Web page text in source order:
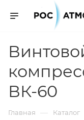
ВК-60
Главная — Каталог